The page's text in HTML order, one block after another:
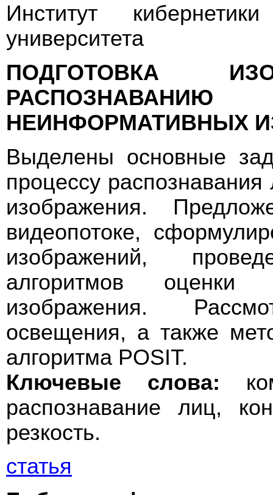
Институт
университета
ПОДГОТОВКА
НЕИНФОРМАТИВНЫХ
Выделены основные
процессу
изображения.
видеопотоке,
изображений,
алгоритмов оценки
изображения.
освещения, а также
алгоритма POSIT.
Ключевые слова:
распознавание лиц,
резкость.
статья